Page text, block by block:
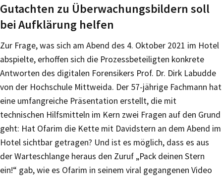
Gutachten zu Überwachungsbildern soll
bei Aufklärung helfen
Zur Frage, was sich am Abend des 4. Oktober 2021 im Hotel
abspielte, erhoffen sich die Prozessbeteiligten konkrete
Antworten des digitalen Forensikers Prof. Dr. Dirk Labudde
von der Hochschule Mittweida. Der 57-jährige Fachmann hat
eine umfangreiche Präsentation erstellt, die mit
technischen Hilfsmitteln im Kern zwei Fragen auf den Grund
geht: Hat Ofarim die Kette mit Davidstern an dem Abend im
Hotel sichtbar getragen? Und ist es möglich, dass es aus
der Warteschlange heraus den Zuruf „Pack deinen Stern
ein!“ gab, wie es Ofarim in seinem viral gegangenen Video